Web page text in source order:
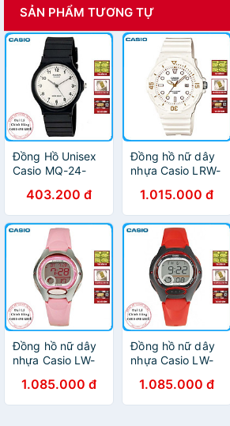
SẢN PHẨM TƯƠNG TỰ
Đồng Hồ Unisex
Casio MQ-24-
403.200 đ
Đồng hồ nữ dây
nhựa Casio LRW-
1.015.000 đ
Đồng hồ nữ dây
nhựa Casio LW-
1.085.000 đ
Đồng hồ nữ dây
nhựa Casio LW-
1.085.000 đ